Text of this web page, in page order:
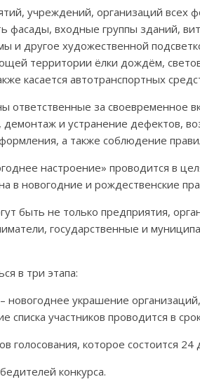
учреждений, организаций всех
фасады, входные группы зданий,
и другое художественной
территории ёлки дождём,
касается автотранспортных
ответственные за своевременное
и устранение дефектов,
а также соблюдение
настроение» проводится в
в новогодние и рождественские
быть не только предприятия,
государственные и
в три этапа:
новогоднее украшение
списка участников проводится в
голосования, которое состоится 24
конкурса.